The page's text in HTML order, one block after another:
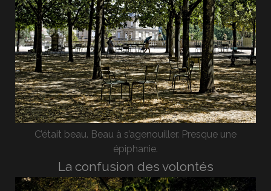
C’était beau. Beau à s’agenouiller. Presque une
épiphanie.
La confusion des volontés